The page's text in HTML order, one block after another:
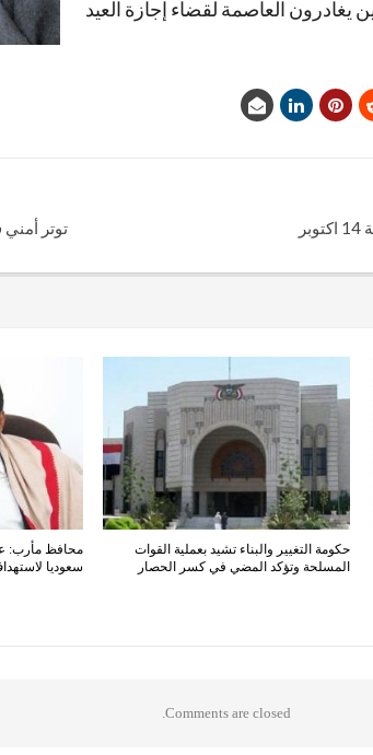
يغادرون العاصمة لقضاء إجازة العيد
توتر
حكومة التغيير والبناء تشيد بعملية القوات
المسلحة وتؤكد المضي في كسر الحصار
محافظ مأرب:
سعوديا
Comments are closed.